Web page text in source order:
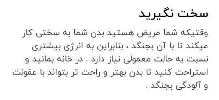
سخت نگیرید
وقتیکه شما مریض هستید بدن شما به سختی کار
میکند تا با آن بجنگد ، بنابراین به انرژی بیشتری
نسبت به حالت معمولی نیاز دارد . در خانه بمانید و
استراحت کنید تا بدن بهتر و راحت تر بتواند با عفونت
و آلودگی بجنگد .